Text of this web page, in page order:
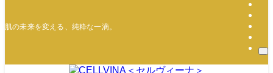
肌の未来を変える、純粋な一滴。